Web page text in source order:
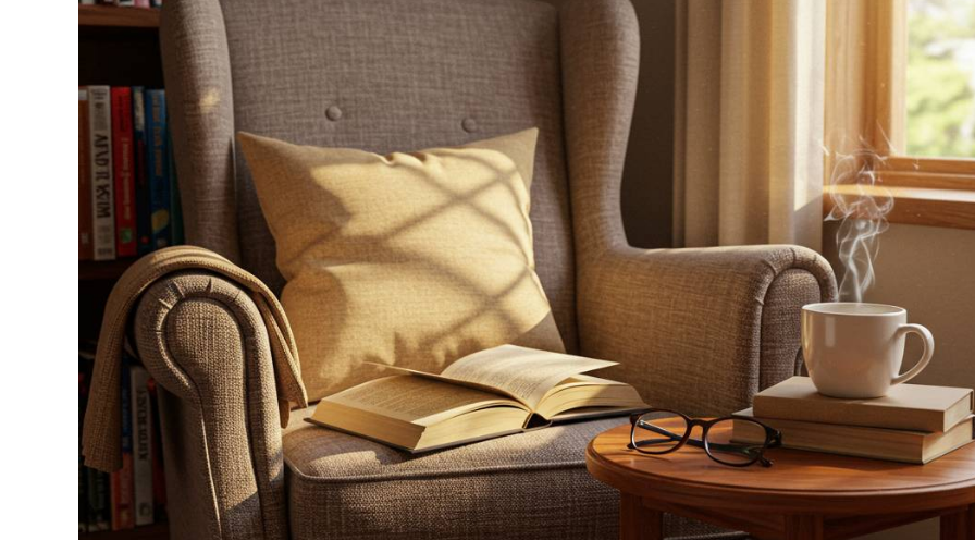
プライバシーポリシ
お問合せ・無料体